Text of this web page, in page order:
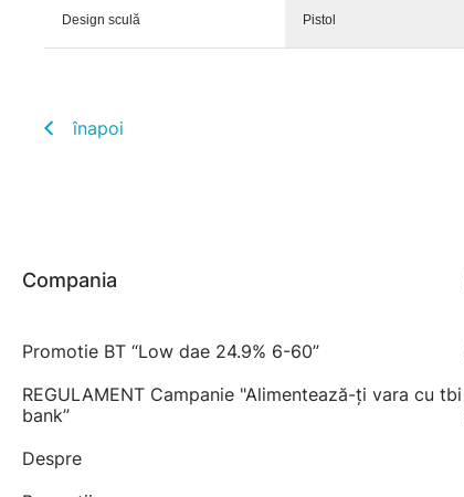
Design sculă Pistol
înapoi
Compania
Promotie BT “Low dae 24.9% 6-60”
REGULAMENT Campanie "Alimentează-ți vara cu tbi
bank”
Despre